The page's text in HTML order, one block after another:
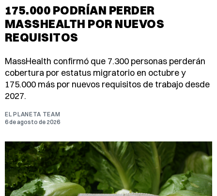
175.000 PODRÍAN PERDER
MASSHEALTH POR NUEVOS
REQUISITOS
MassHealth confirmó que 7.300 personas perderán
cobertura por estatus migratorio en octubre y
175.000 más por nuevos requisitos de trabajo desde
2027.
EL PLANETA TEAM
6 de agosto de 2026